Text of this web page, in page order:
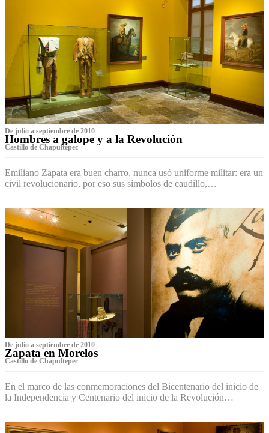
De julio a septiembre de 2010
Hombres a galope y a la Revolución
Castillo de Chapultepec
Emiliano Zapata era buen charro, nunca usó uniforme militar: era un
civil revolucionario, por eso sus símbolos de caudillo,…
De julio a septiembre de 2010
Zapata en Morelos
Castillo de Chapultepec
En el marco de las conmemoraciones del Bicentenario del inicio de
la Independencia y Centenario del inicio de la Revolución…